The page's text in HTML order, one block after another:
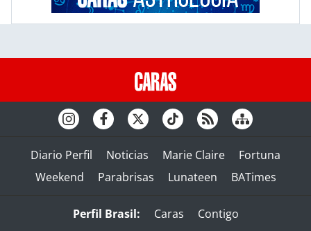
Diario Perfil Noticias Marie Claire
Fortuna
Weekend
Parabrisas Lunateen BATimes
Perfil Brasil: Caras
Contigo